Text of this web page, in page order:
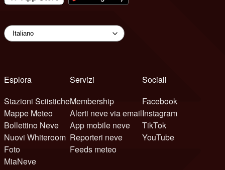
Esplora
Stazioni Sciistiche
Mappe Meteo
Bollettino Neve
Nuovi Whiteroom
Foto
MiaNeve
Servizi
Membership
Alerti neve via email
App mobile neve
Reporteri neve
Feeds meteo
Sociali
Facebook
Instagram
TikTok
YouTube